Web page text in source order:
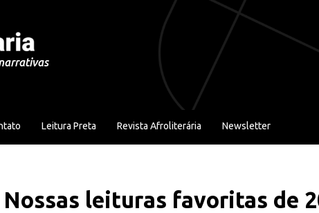
Leitura Preta Revista Afroliterária Newsletter
Nossas leituras favoritas de